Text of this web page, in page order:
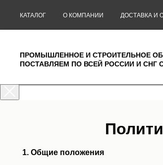
КАТАЛОГ О КОМПАНИИ ДОСТАВКА И
ПРОМЫШЛЕННОЕ И СТРОИТЕЛЬНОЕ
ПОСТАВЛЯЕМ ПО ВСЕЙ РОССИИ И СНГ С
1. Общие положения